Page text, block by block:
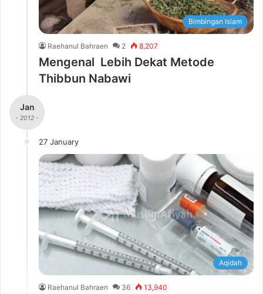
Bimbingan Islam
Raehanul Bahraen 2 8,207
Mengenal Lebih Dekat Metode
Thibbun Nabawi
Jan
- 2012 -
27 January
Aqidah
Raehanul Bahraen 36 13,940